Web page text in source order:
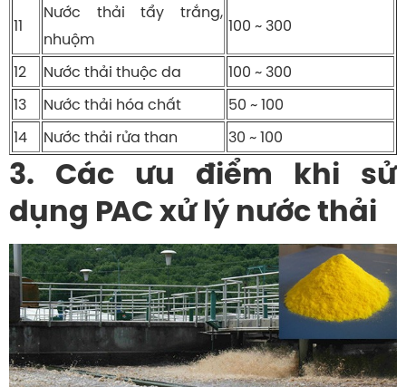
11
Nước thải tẩy trắng,
nhuộm
100 ~ 300
12 Nước thải thuộc da
100 ~ 300
13
Nước thải hóa chất
50 ~ 100
14
Nước thải rửa than 30 ~ 100
3. Các ưu điểm khi sử
dụng PAC xử lý nước thải